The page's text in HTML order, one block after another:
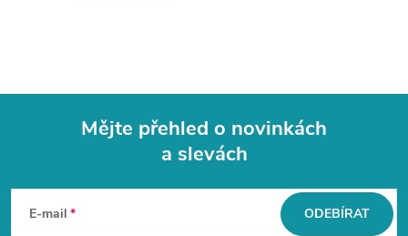
Mějte přehled o novinkách
a slevách
E-mail ODEBÍRAT